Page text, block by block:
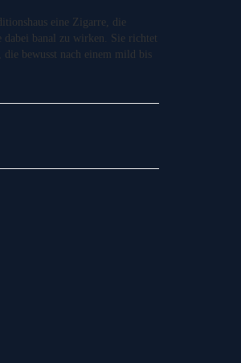
eine Zigarre, die
dabei banal zu wirken. Sie richtet
bewusst nach einem mild bis